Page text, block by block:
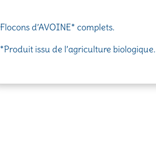
Flocons d’AVOINE* complets.
*Produit issu de l’agriculture biologique.